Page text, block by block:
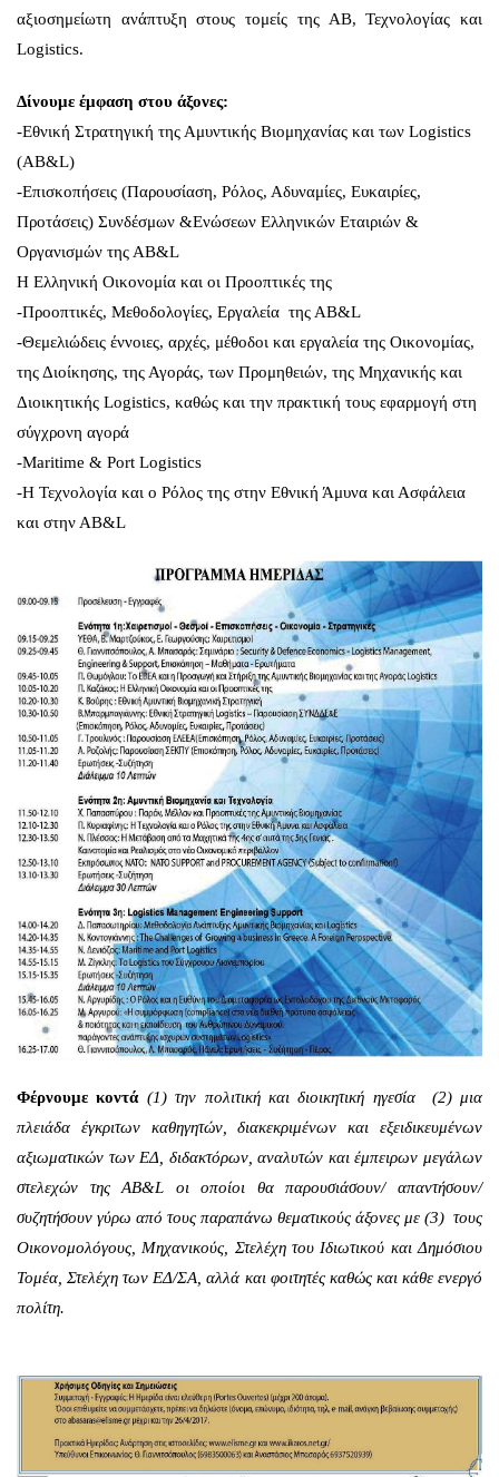
αξιοσημείωτη ανάπτυξη στους τομείς της ΑΒ, Τεχνολογίας και
Logistics.
Δίνουμε έμφαση στου άξονες:
-Εθνική Στρατηγική της Αμυντικής Βιομηχανίας και των Logistics
(ΑΒ&L)
-Επισκοπήσεις (Παρουσίαση, Ρόλος, Αδυναμίες, Ευκαιρίες,
Προτάσεις) Συνδέσμων &Ενώσεων Ελληνικών Εταιριών &
Οργανισμών της ΑΒ&L
Η Ελληνική Οικονομία και οι Προοπτικές της
-Προοπτικές, Μεθοδολογίες, Εργαλεία της ΑΒ&L
-Θεμελιώδεις έννοιες, αρχές, μέθοδοι και εργαλεία της Οικονομίας,
της Διοίκησης, της Αγοράς, των Προμηθειών, της Μηχανικής και
Διοικητικής Logistics, καθώς και την πρακτική τους εφαρμογή στη
σύγχρονη αγορά
-Maritime & Port Logistics
-Η Τεχνολογία και ο Ρόλος της στην Εθνική Άμυνα και Ασφάλεια
και στην ΑΒ&L
Φέρνουμε κοντά (1) την πολιτική και διοικητική ηγεσία (2) μια
πλειάδα έγκριτων καθηγητών, διακεκριμένων και εξειδικευμένων
αξιωματικών των ΕΔ, διδακτόρων, αναλυτών και έμπειρων μεγάλων
στελεχών της ΑΒ&L οι οποίοι θα παρουσιάσουν/ απαντήσουν/
συζητήσουν γύρω από τους παραπάνω θεματικούς άξονες με (3) τους
Οικονομολόγους, Μηχανικούς, Στελέχη του Ιδιωτικού και Δημόσιου
Τομέα, Στελέχη των ΕΔ/ΣΑ, αλλά και φοιτητές καθώς και κάθε ενεργό
πολίτη.